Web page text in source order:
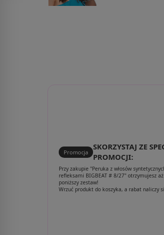
Promocja
SKORZYSTAJ ZE
PROMOCJI:
Przy zakupie "Peruka z włosów
refleksami BIGBEAT # 8/27" otrzymujesz aż
poniższy zestaw!
Wrzuć produkt do koszyka, a rabat naliczy